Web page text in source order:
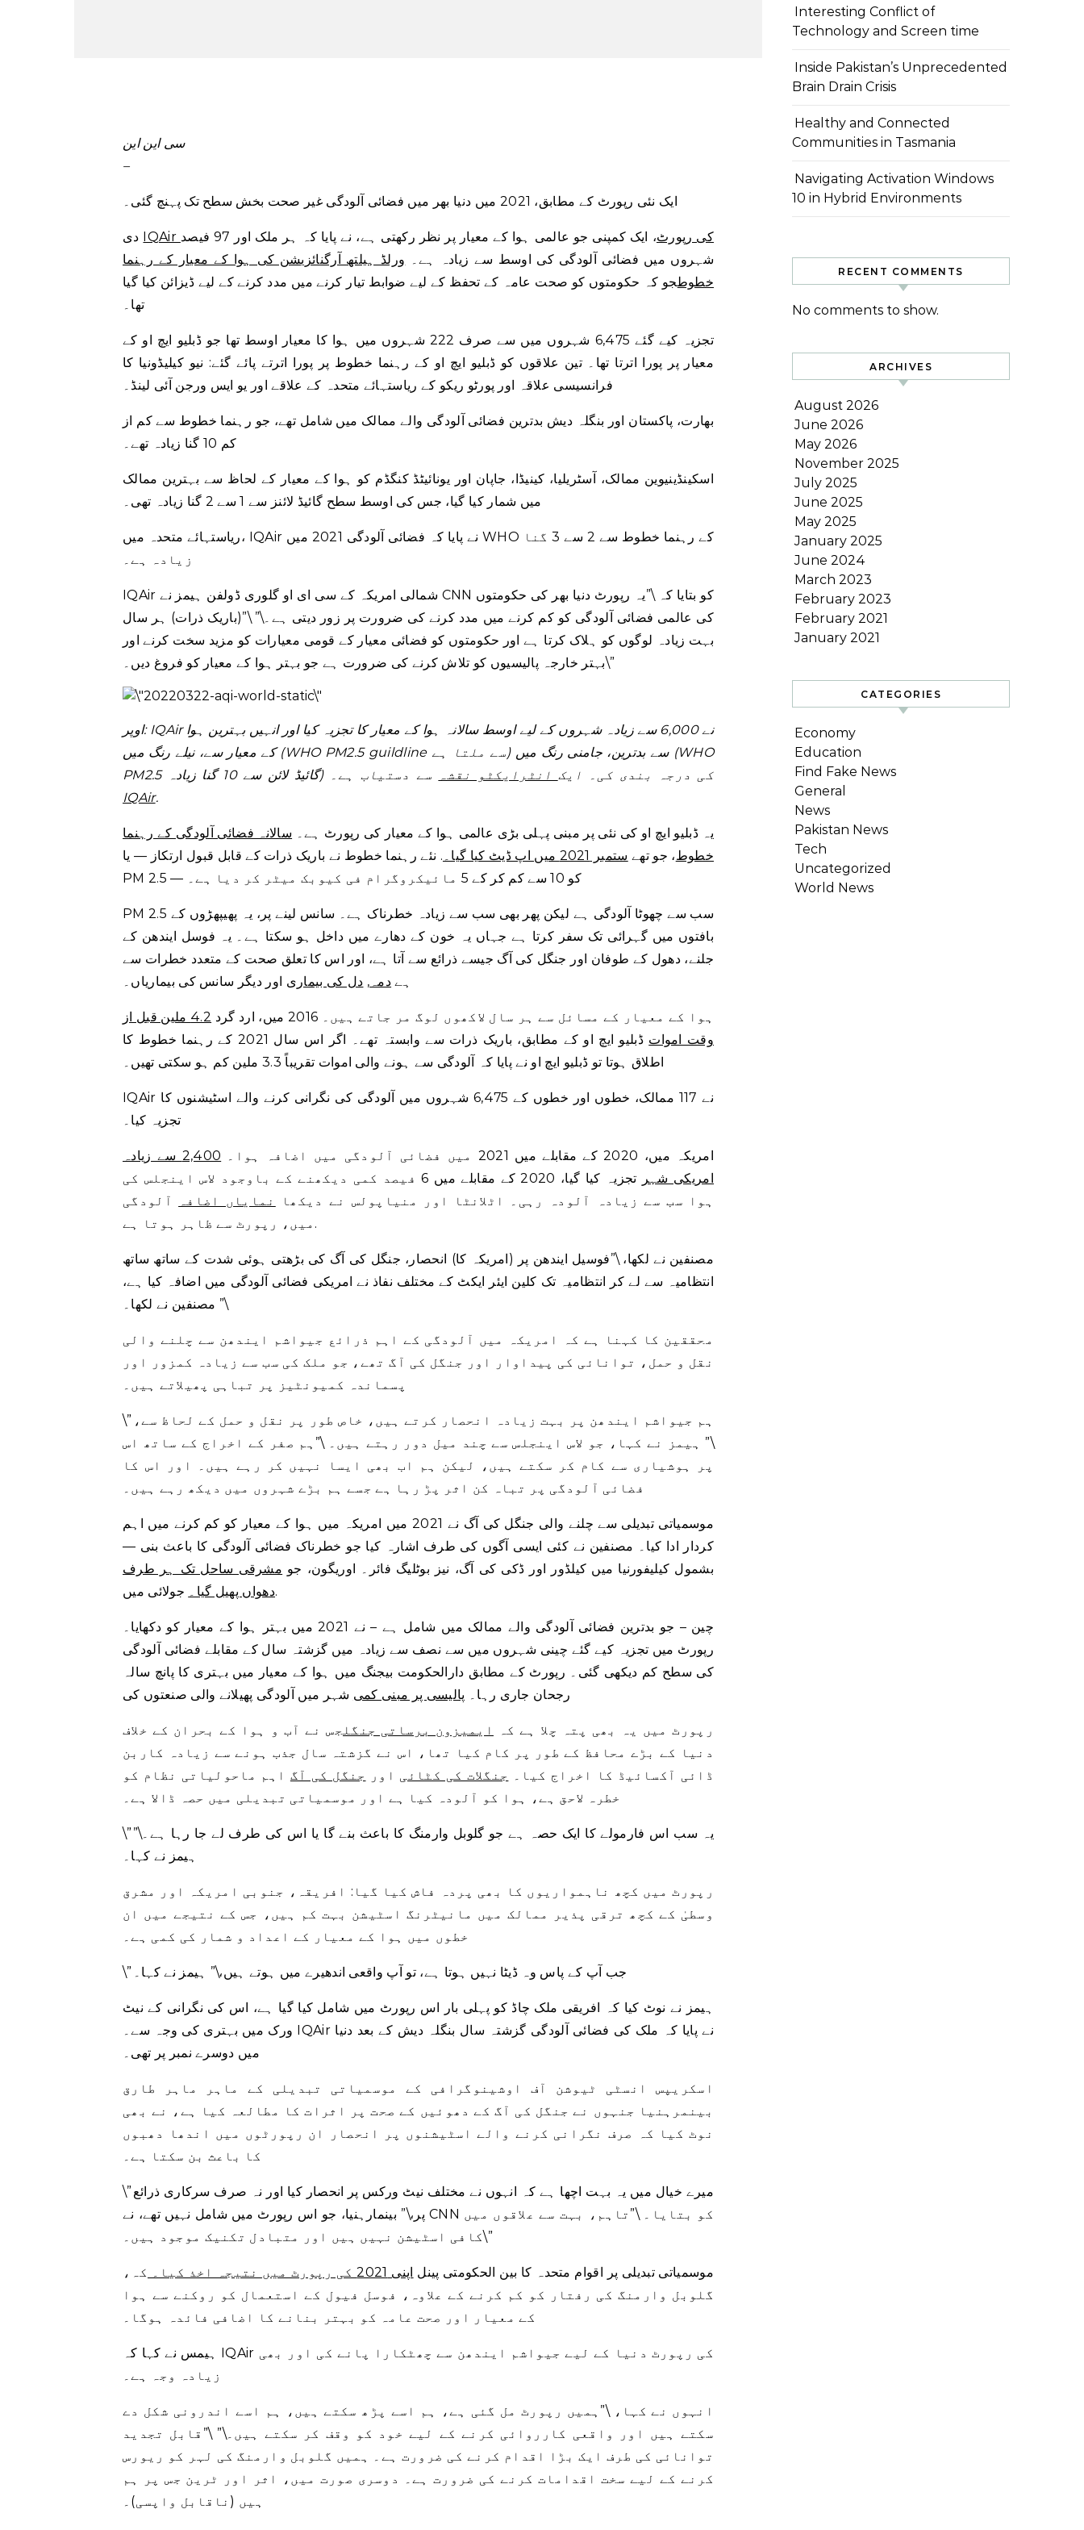
سی این این
–
ایک نئی رپورٹ کے مطابق، 2021 میں دنیا بھر میں فضائی آلودگی غیر صحت بخش سطح تک پہنچ گئی۔
IQAir کی رپورٹ
، ایک کمپنی جو عالمی ہوا کے معیار پر نظر رکھتی ہے، نے پایا کہ ہر ملک اور 97 فیصد
شہروں میں فضائی آلودگی کی اوسط سے زیادہ ہے۔ ورلڈ ہیلتھ آرگنائزیشن کی ہوا کے معیار کے رہنما
خطوطجو کہ حکومتوں کو صحت عامہ کے تحفظ کے لیے ضوابط تیار کرنے میں مدد کرنے کے لیے ڈیزائن کیا گیا
تھا۔
تجزیہ کیے گئے 6,475 شہروں میں سے صرف 222 شہروں میں ہوا کا معیار اوسط تھا جو ڈبلیو ایچ او کے
معیار پر پورا اترتا تھا۔ تین علاقوں کو ڈبلیو ایچ او کے رہنما خطوط پر پورا اترتے پائے گئے: نیو کیلیڈونیا کا
فرانسیسی علاقہ اور پورٹو ریکو کے ریاستہائے متحدہ کے علاقے اور یو ایس ورجن آئی لینڈ۔
بھارت، پاکستان اور بنگلہ دیش بدترین فضائی آلودگی والے ممالک میں شامل تھے، جو رہنما خطوط سے کم از
کم 10 گنا زیادہ تھے۔
اسکینڈینیوین ممالک، آسٹریلیا، کینیڈا، جاپان اور یونائیٹڈ کنگڈم کو ہوا کے معیار کے لحاظ سے بہترین ممالک
میں شمار کیا گیا، جس کی اوسط سطح گائیڈ لائنز سے 1 سے 2 گنا زیادہ تھی۔
ریاستہائے متحدہ میں، IQAir نے پایا کہ فضائی آلودگی 2021 میں WHO کے رہنما خطوط سے 2 سے 3 گنا
زیادہ ہے۔
IQAir شمالی امریکہ کے سی ای او گلوری ڈولفن ہیمز نے CNN کو بتایا کہ \”یہ رپورٹ دنیا بھر کی حکومتوں
کی عالمی فضائی آلودگی کو کم کرنے میں مدد کرنے کی ضرورت پر زور دیتی ہے۔\” \”(باریک ذرات) ہر سال
بہت زیادہ لوگوں کو ہلاک کرتا ہے اور حکومتوں کو فضائی معیار کے قومی معیارات کو مزید سخت کرنے اور
بہتر خارجہ پالیسیوں کو تلاش کرنے کی ضرورت ہے جو بہتر ہوا کے معیار کو فروغ دیں۔\”
اوپر: IQAir نے 6,000 سے زیادہ شہروں کے لیے اوسط سالانہ ہوا کے معیار کا تجزیہ کیا اور انہیں بہترین ہوا
کے معیار سے، نیلے رنگ میں (WHO PM2.5 guildline سے ملتا ہے) سے بدترین، جامنی رنگ میں (WHO
PM2.5 گائیڈ لائن سے 10 گنا زیادہ) کی درجہ بندی کی۔ ایک انٹرایکٹو نقشہ
سے دستیاب ہے۔
IQAir.
یہ ڈبلیو ایچ او کی نئی پر مبنی پہلی بڑی عالمی ہوا کے معیار کی رپورٹ ہے۔ سالانہ فضائی آلودگی کے رہنما
خطوط، جو تھے ستمبر 2021 میں اپ ڈیٹ کیا گیا۔
. نئے رہنما خطوط نے باریک ذرات کے قابل قبول ارتکاز — یا
PM 2.5 — کو 10 سے کم کر کے 5 مائیکروگرام فی کیوبک میٹر کر دیا ہے۔
PM 2.5 سب سے چھوٹا آلودگی ہے لیکن پھر بھی سب سے زیادہ خطرناک ہے۔ سانس لینے پر، یہ پھیپھڑوں کے
بافتوں میں گہرائی تک سفر کرتا ہے جہاں یہ خون کے دھارے میں داخل ہو سکتا ہے۔ یہ فوسل ایندھن کے
جلنے، دھول کے طوفان اور جنگل کی آگ جیسے ذرائع سے آتا ہے، اور اس کا تعلق صحت کے متعدد خطرات سے
ہے دمہ , دل کی بیماری اور دیگر سانس کی بیماریاں۔
ہوا کے معیار کے مسائل سے ہر سال لاکھوں لوگ مر جاتے ہیں۔ 2016 میں، ارد گرد
4.2 ملین قبل از
وقت اموات
ڈبلیو ایچ او کے مطابق، باریک ذرات سے وابستہ تھے۔ اگر اس سال 2021 کے رہنما خطوط کا
اطلاق ہوتا تو ڈبلیو ایچ او نے پایا کہ آلودگی سے ہونے والی اموات تقریباً 3.3 ملین کم ہو سکتی تھیں۔
IQAir نے 117 ممالک، خطوں اور خطوں کے 6,475 شہروں میں آلودگی کی نگرانی کرنے والے اسٹیشنوں کا
تجزیہ کیا۔
امریکہ میں، 2020 کے مقابلے میں 2021 میں فضائی آلودگی میں اضافہ ہوا۔
2,400 سے زیادہ
امریکی شہر
تجزیہ کیا گیا، 2020 کے مقابلے میں 6 فیصد کمی دیکھنے کے باوجود لاس اینجلس کی
ہوا سب سے زیادہ آلودہ رہی۔ اٹلانٹا اور منیاپولس نے دیکھا
نمایاں اضافہ
آلودگی
میں، رپورٹ سے ظاہر ہوتا ہے.
مصنفین نے لکھا، \”فوسیل ایندھن پر (امریکہ کا) انحصار، جنگل کی آگ کی بڑھتی ہوئی شدت کے ساتھ ساتھ
انتظامیہ سے لے کر انتظامیہ تک کلین ایئر ایکٹ کے مختلف نفاذ نے امریکی فضائی آلودگی میں اضافہ کیا ہے،
\” مصنفین نے لکھا۔
محققین کا کہنا ہے کہ امریکہ میں آلودگی کے اہم ذرائع جیواشم ایندھن سے چلنے والی
نقل و حمل، توانائی کی پیداوار اور جنگل کی آگ تھے، جو ملک کی سب سے زیادہ کمزور اور
پسماندہ کمیونٹیز پر تباہی پھیلاتے ہیں۔
\”ہم جیواشم ایندھن پر بہت زیادہ انحصار کرتے ہیں، خاص طور پر نقل و حمل کے لحاظ سے،
\” ہیمز نے کہا، جو لاس اینجلس سے چند میل دور رہتے ہیں۔ \”ہم صفر کے اخراج کے ساتھ اس
پر ہوشیاری سے کام کر سکتے ہیں، لیکن ہم اب بھی ایسا نہیں کر رہے ہیں۔ اور اس کا
فضائی آلودگی پر تباہ کن اثر پڑ رہا ہے جسے ہم بڑے شہروں میں دیکھ رہے ہیں۔
موسمیاتی تبدیلی سے چلنے والی جنگل کی آگ نے 2021 میں امریکہ میں ہوا کے معیار کو کم کرنے میں اہم
کردار ادا کیا۔ مصنفین نے کئی ایسی آگوں کی طرف اشارہ کیا جو خطرناک فضائی آلودگی کا باعث بنی —
بشمول کیلیفورنیا میں کیلڈور اور ڈکی کی آگ، نیز بوٹلیگ فائر۔ اوریگون، جو مشرقی ساحل تک ہر طرف
دھواں پھیل گیا۔جولائی میں.
چین – جو بدترین فضائی آلودگی والے ممالک میں شامل ہے – نے 2021 میں بہتر ہوا کے معیار کو دکھایا۔
رپورٹ میں تجزیہ کیے گئے چینی شہروں میں سے نصف سے زیادہ میں گزشتہ سال کے مقابلے فضائی آلودگی
کی سطح کم دیکھی گئی۔ رپورٹ کے مطابق دارالحکومت بیجنگ میں ہوا کے معیار میں بہتری کا پانچ سالہ
رجحان جاری رہا۔ پالیسی پر مبنی کمی شہر میں آلودگی پھیلانے والی صنعتوں کی
رپورٹ میں یہ بھی پتہ چلا ہے کہ ایمیزون برساتی جنگلجس نے آب و ہوا کے بحران کے خلاف
دنیا کے بڑے محافظ کے طور پر کام کیا تھا، اس نے گزشتہ سال جذب ہونے سے زیادہ کاربن
ڈائی آکسائیڈ کا اخراج کیا۔ جنگلات کی کٹائی اور جنگل کی آگ اہم ماحولیاتی نظام کو
خطرہ لاحق ہے، ہوا کو آلودہ کیا ہے اور موسمیاتی تبدیلی میں حصہ ڈالا ہے۔
\”یہ سب اس فارمولے کا ایک حصہ ہے جو گلوبل وارمنگ کا باعث بنے گا یا اس کی طرف لے جا رہا ہے۔\”
ہیمز نے کہا۔
رپورٹ میں کچھ ناہمواریوں کا بھی پردہ فاش کیا گیا: افریقہ، جنوبی امریکہ اور مشرق
وسطیٰ کے کچھ ترقی پذیر ممالک میں مانیٹرنگ اسٹیشن بہت کم ہیں، جس کے نتیجے میں ان
خطوں میں ہوا کے معیار کے اعداد و شمار کی کمی ہے۔
\”جب آپ کے پاس وہ ڈیٹا نہیں ہوتا ہے، تو آپ واقعی اندھیرے میں ہوتے ہیں،\” ہیمز نے کہا۔
ہیمز نے نوٹ کیا کہ افریقی ملک چاڈ کو پہلی بار اس رپورٹ میں شامل کیا گیا ہے، اس کی نگرانی کے نیٹ
ورک میں بہتری کی وجہ سے۔ IQAir نے پایا کہ ملک کی فضائی آلودگی گزشتہ سال بنگلہ دیش کے بعد دنیا
میں دوسرے نمبر پر تھی۔
اسکریپس انسٹی ٹیوشن آف اوشینوگرافی کے موسمیاتی تبدیلی کے ماہر ماہر طارق
بینمرہنیا جنہوں نے جنگل کی آگ کے دھوئیں کے صحت پر اثرات کا مطالعہ کیا ہے، نے بھی
نوٹ کیا کہ صرف نگرانی کرنے والے اسٹیشنوں پر انحصار ان رپورٹوں میں اندھا دھبوں
کا باعث بن سکتا ہے۔
\”میرے خیال میں یہ بہت اچھا ہے کہ انہوں نے مختلف نیٹ ورکس پر انحصار کیا اور نہ صرف سرکاری ذرائع
پر،\” بینمارہنیا، جو اس رپورٹ میں شامل نہیں تھے، نے CNN کو بتایا۔ \”تاہم، بہت سے علاقوں میں
کافی اسٹیشن نہیں ہیں اور متبادل تکنیک موجود ہیں۔\”
موسمیاتی تبدیلی پر اقوام متحدہ کا بین الحکومتی پینل اپنی 2021 کی رپورٹ میں نتیجہ اخذ کیا۔
کہ،
گلوبل وارمنگ کی رفتار کو کم کرنے کے علاوہ، فوسل فیول کے استعمال کو روکنے سے ہوا
کے معیار اور صحت عامہ کو بہتر بنانے کا اضافی فائدہ ہوگا۔
ہیمس نے کہا کہ IQAir کی رپورٹ دنیا کے لیے جیواشم ایندھن سے چھٹکارا پانے کی اور بھی
زیادہ وجہ ہے۔
انہوں نے کہا، \”ہمیں رپورٹ مل گئی ہے، ہم اسے پڑھ سکتے ہیں، ہم اسے اندرونی شکل دے
سکتے ہیں اور واقعی کارروائی کرنے کے لیے خود کو وقف کر سکتے ہیں۔\” \”قابل تجدید
توانائی کی طرف ایک بڑا اقدام کرنے کی ضرورت ہے۔ ہمیں گلوبل وارمنگ کی لہر کو ریورس
کرنے کے لیے سخت اقدامات کرنے کی ضرورت ہے۔ دوسری صورت میں، اثر اور ٹرین جس پر ہم
ہیں (ناقابل واپسی)۔
Interesting Conflict of
Technology and Screen time
Inside Pakistan’s Unprecedented
Brain Drain Crisis
Healthy and Connected
Communities in Tasmania
Navigating Activation Windows
10 in Hybrid Environments
RECENT COMMENTS
No comments to show.
ARCHIVES
August 2026
June 2026
May 2026
November 2025
July 2025
June 2025
May 2025
January 2025
June 2024
March 2023
February 2023
February 2021
January 2021
CATEGORIES
Economy
Education
Find Fake News
General
News
Pakistan News
Tech
Uncategorized
World News